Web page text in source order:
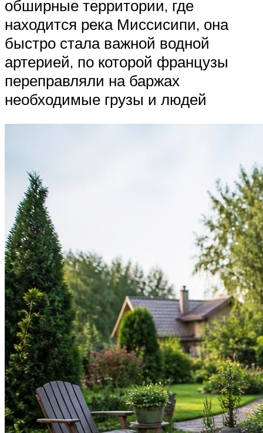
обширные территории, где
находится река Миссисипи, она
быстро стала важной водной
артерией, по которой французы
переправляли на баржах
необходимые грузы и людей